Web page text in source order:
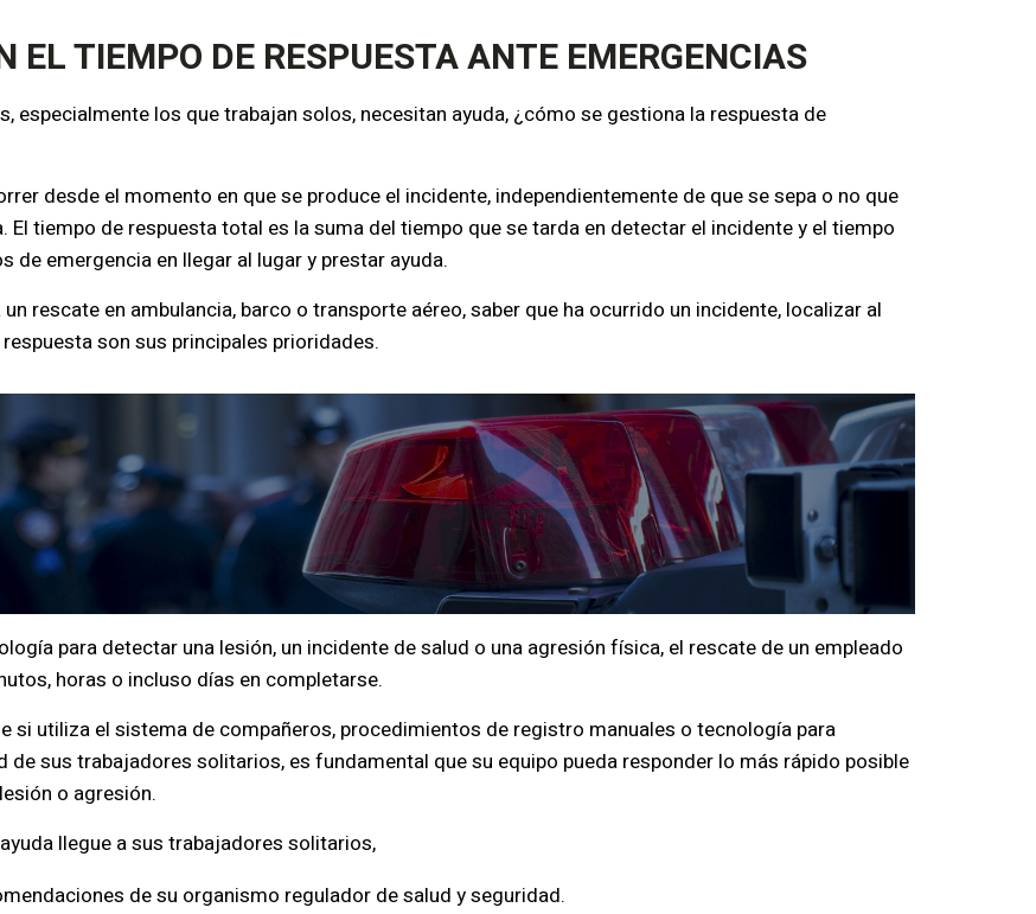
EL TIEMPO DE RESPUESTA ANTE EMERGENCIAS
especialmente los que trabajan solos, necesitan ayuda, ¿cómo se gestiona la respuesta de
desde el momento en que se produce el incidente, independientemente de que se sepa o no que
El tiempo de respuesta total es la suma del tiempo que se tarda en detectar el incidente y el tiempo
de emergencia en llegar al lugar y prestar ayuda.
un rescate en ambulancia, barco o transporte aéreo, saber que ha ocurrido un incidente, localizar al
son sus principales prioridades.
para detectar una lesión, un incidente de salud o una agresión física, el rescate de un empleado
horas o incluso días en completarse.
si utiliza el sistema de compañeros, procedimientos de registro manuales o tecnología para
de sus trabajadores solitarios, es fundamental que su equipo pueda responder lo más rápido posible
o agresión.
llegue a sus trabajadores solitarios,
de su organismo regulador de salud y seguridad.